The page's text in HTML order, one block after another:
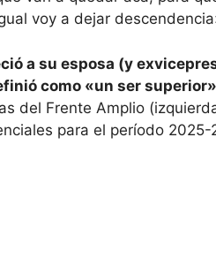
voy a dejar
a su esposa (y
como «un ser superior»
del Frente Amplio
para el período 2025-